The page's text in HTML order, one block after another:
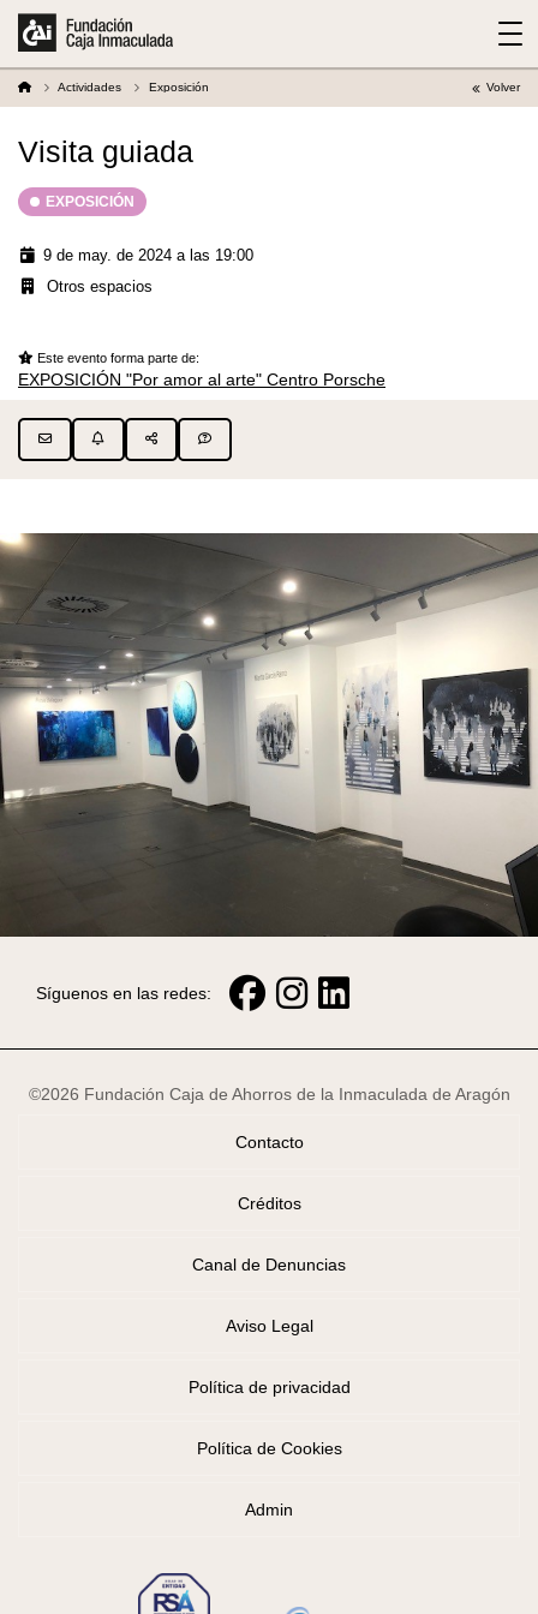
Actividades Exposición Volver
Visita guiada
EXPOSICIÓN
9 de may. de 2024 a las 19:00
Otros espacios
Este evento forma parte de:
EXPOSICIÓN "Por amor al arte" Centro Porsche
Síguenos en las redes:
©2026 Fundación Caja de Ahorros de la Inmaculada de Aragón
Contacto
Créditos
Canal de Denuncias
Aviso Legal
Política de privacidad
Política de Cookies
Admin